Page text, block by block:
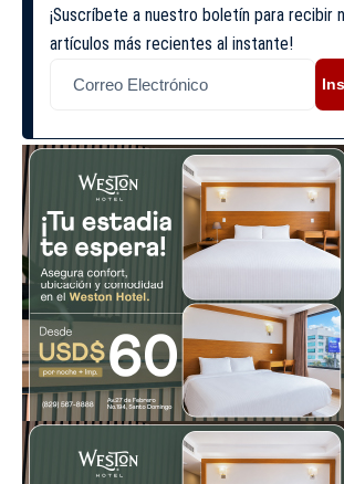
¡Suscríbete a nuestro boletín para recibir
artículos más recientes al instante!